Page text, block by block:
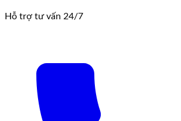
Hỗ trợ tư vấn 24/7